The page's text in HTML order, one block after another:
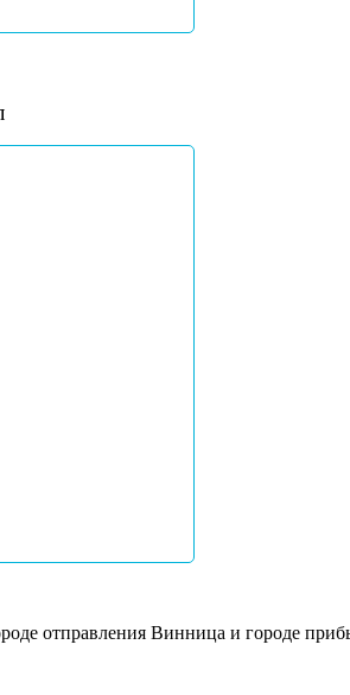
отправления Винница и городе